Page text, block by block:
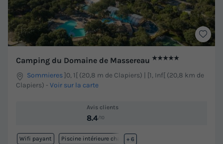
Camping du Domaine de Massereau ★★★★★
Sommieres]0, 1[ (20,8 m de Clapiers) | [1, Inf[ (20,8 km de
Clapiers) - Voir sur la carte
Avis clients
8.4/10
Wifi payant Piscine intérieure chauffée
+ 6